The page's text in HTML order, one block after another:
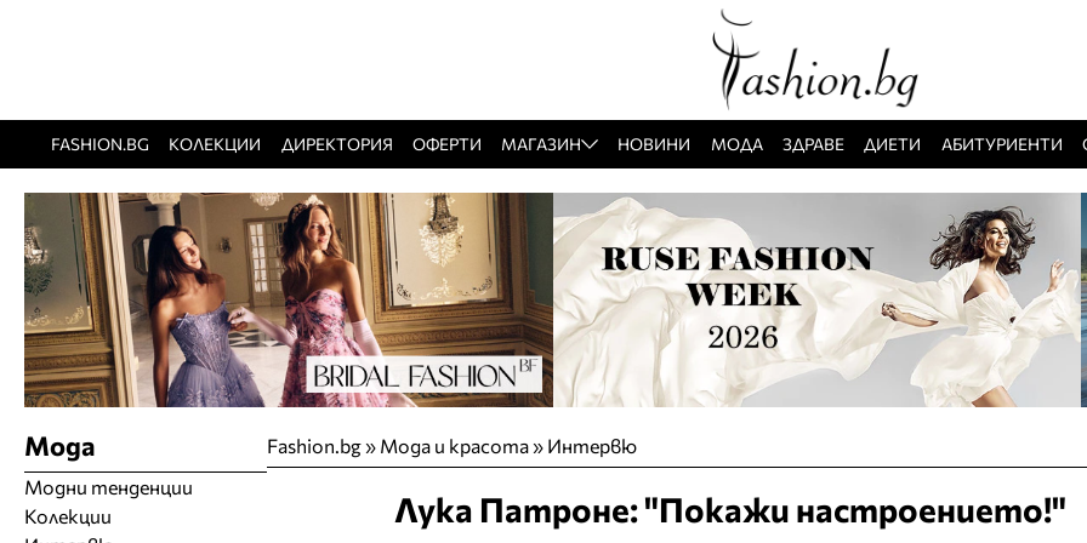
FASHION.BG КОЛЕКЦИИ ДИРЕКТОРИЯ ОФЕРТИ МАГАЗИН НОВИНИ МОДА ЗДРАВЕ ДИЕТИ АБИТУРИЕНТИ
Fashion.bg» Мода и красота» Интервю
Лука Патроне: "Покажи настроението!"
Мода
Модни тенденции
Колекции